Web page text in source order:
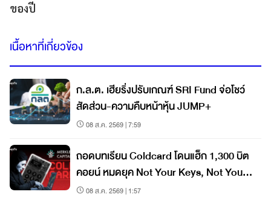
ของปี
เนื้อหาที่เกี่ยวข้อง
ก.ล.ต. เฮียริ่งปรับเกณฑ์ SRI Fund จ่อโชว์
สัดส่วน-ความคืบหน้าหุ้น JUMP+
08 ส.ค. 2569 | 7:59
ถอดบทเรียน Coldcard โดนแฮ็ก 1,300 บิต
คอยน์ หมดยุค Not Your Keys, Not Your
Coins?
08 ส.ค. 2569 | 1:57